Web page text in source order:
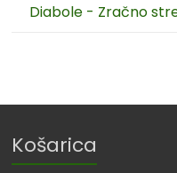
Diabole - Zračno
Košarica